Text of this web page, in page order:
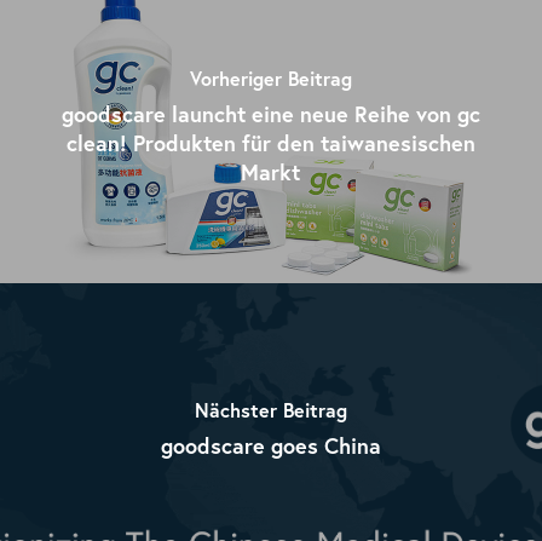
Vorheriger Beitrag
goodscare launcht eine neue Reihe von gc
clean! Produkten für den taiwanesischen
Markt
Nächster Beitrag
goodscare goes China